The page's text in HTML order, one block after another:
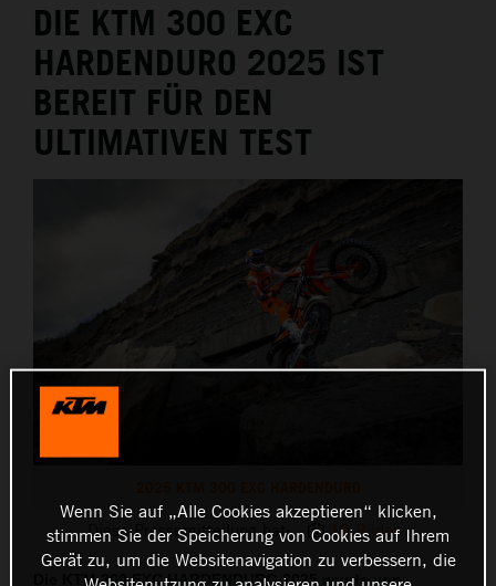
DIE KTM 300 EXC
HARDENDURO 2025 IST
BEREIT FÜR DEN
ULTIMATIVEN TEST
Diese Pressemitteilung hat: 10 Bilder
Die KTM 300 EXC HARDENDURO 2025 wurde von
Wenn Sie auf „Alle Cookies akzeptieren“ klicken,
stimmen Sie der Speicherung von Cookies auf Ihrem
Gerät zu, um die Websitenavigation zu verbessern, die